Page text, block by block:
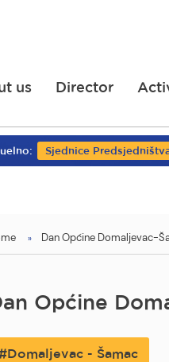
us Director
Sjednice
Dan Općine Domaljevac-
Općine
Domaljevac - Šamac